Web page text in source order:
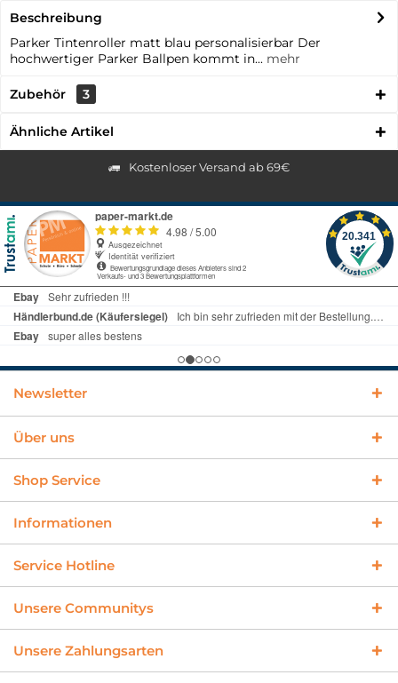
Beschreibung
Parker Tintenroller matt blau personalisierbar Der
hochwertiger Parker Ballpen kommt in... mehr
Zubehör 3
Ähnliche Artikel
Kostenloser Versand ab 69€
Newsletter
Über uns
Shop Service
Informationen
Service Hotline
Unsere Communitys
Unsere Zahlungsarten